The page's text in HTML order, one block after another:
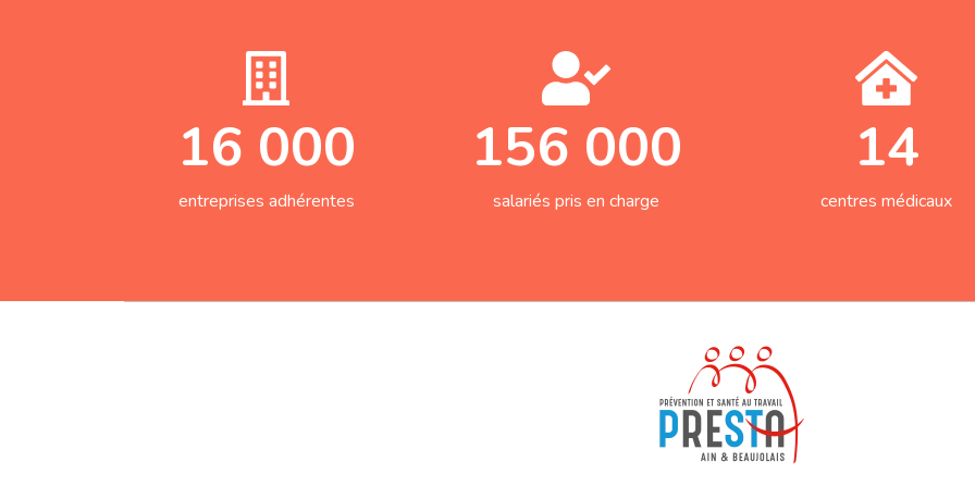
16 000
entreprises adhérentes
156 000
salariés pris en charge
14
centres médicaux